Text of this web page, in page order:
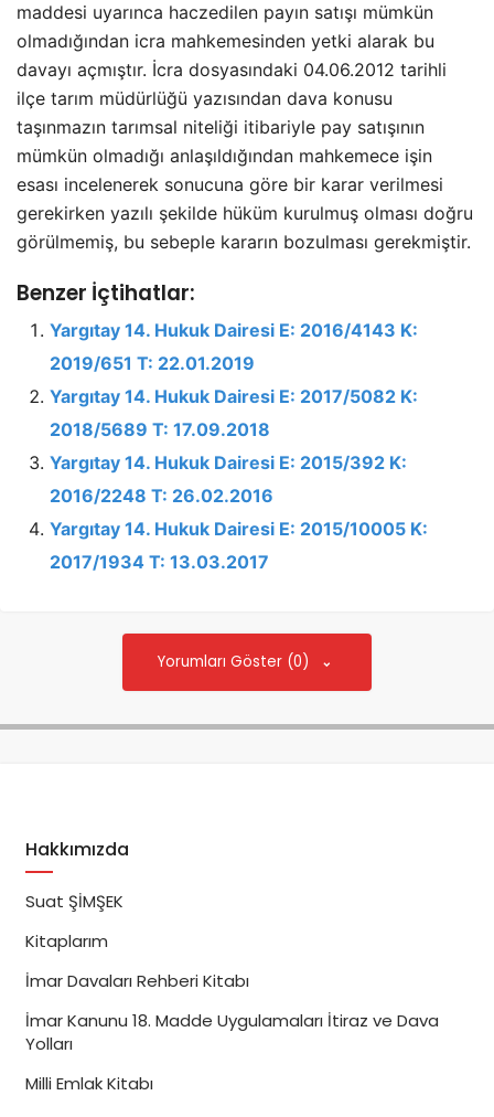
maddesi uyarınca haczedilen payın satışı mümkün
olmadığından icra mahkemesinden yetki alarak bu
davayı açmıştır. İcra dosyasındaki 04.06.2012 tarihli
ilçe tarım müdürlüğü yazısından dava konusu
taşınmazın tarımsal niteliği itibariyle pay satışının
mümkün olmadığı anlaşıldığından mahkemece işin
esası incelenerek sonucuna göre bir karar verilmesi
gerekirken yazılı şekilde hüküm kurulmuş olması doğru
görülmemiş, bu sebeple kararın bozulması gerekmiştir.
Benzer İçtihatlar:
Yargıtay 14. Hukuk Dairesi E: 2016/4143 K:
2019/651 T: 22.01.2019
Yargıtay 14. Hukuk Dairesi E: 2017/5082 K:
2018/5689 T: 17.09.2018
Yargıtay 14. Hukuk Dairesi E: 2015/392 K:
2016/2248 T: 26.02.2016
Yargıtay 14. Hukuk Dairesi E: 2015/10005 K:
2017/1934 T: 13.03.2017
Yorumları Göster (0)
Hakkımızda
Suat ŞİMŞEK
Kitaplarım
İmar Davaları Rehberi Kitabı
İmar Kanunu 18. Madde Uygulamaları İtiraz ve Dava
Yolları
Milli Emlak Kitabı